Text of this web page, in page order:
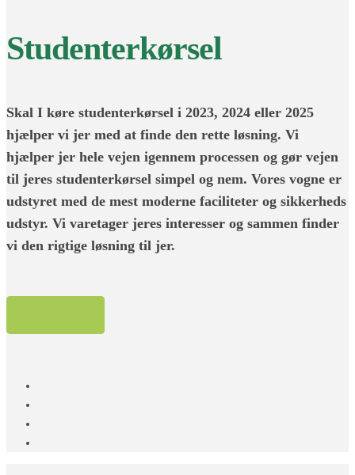
Studenterkørsel
Skal I køre studenterkørsel i 2023, 2024 eller 2025
hjælper vi jer med at finde den rette løsning. Vi
hjælper jer hele vejen igennem processen og gør vejen
til jeres studenterkørsel simpel og nem. Vores vogne er
udstyret med de mest moderne faciliteter og sikkerheds
udstyr. Vi varetager jeres interesser og sammen finder
vi den rigtige løsning til jer.